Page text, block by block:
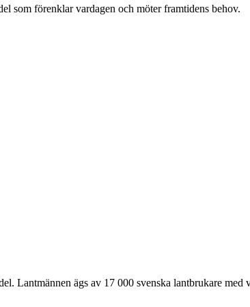
som förenklar vardagen och möter framtidens behov.
Lantmännen ägs av 17 000 svenska lantbrukare med